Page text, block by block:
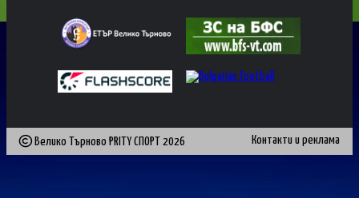
Велико Търново PRITY СПОРТ 2026 Контакти и реклама